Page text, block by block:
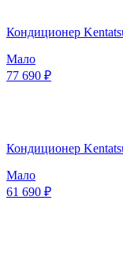
Кондиционер
Мало
77 690 ₽
Кондиционер
Мало
61 690 ₽